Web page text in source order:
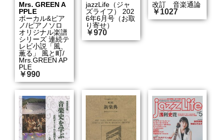
Mrs. GREEN A
PPLE
ボーカル&ピア
ノ/ピアノソロ
オリジナル楽譜
シリーズ 連続テ
レビ小説「風、
薫る」 風と町/
Mrs.GREEN AP
PLE
￥990
jazzLife（ジャ
ズライフ） 202
6年6月号（お取
り寄せ）
￥970
改訂 音楽通論
￥1027